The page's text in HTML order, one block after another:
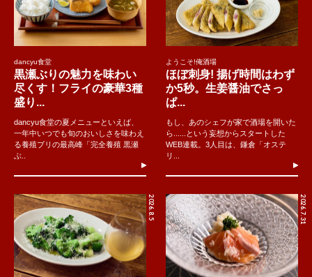
dancyu食堂
黒瀬ぶりの魅力を味わい
尽くす！フライの豪華3種
盛り...
dancyu食堂の夏メニューといえば、
一年中いつでも旬のおいしさを味わえ
る養殖ブリの最高峰「完全養殖 黒瀬
ぶ..
ようこそ!俺酒場
ほぼ刺身! 揚げ時間はわず
か5秒。生姜醤油でさっ
ぱ...
もし、あのシェフが家で酒場を開いた
ら......という妄想からスタートした
WEB連載。3人目は、鎌倉「オステ
リ...
2026.8.5 2026.7.31